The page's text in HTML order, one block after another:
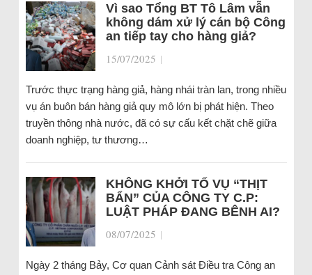
Vì sao Tổng BT Tô Lâm vẫn
không dám xử lý cán bộ Công
an tiếp tay cho hàng giả?
15/07/2025 |
Trước thực trạng hàng giả, hàng nhái tràn lan, trong nhiều
vụ án buôn bán hàng giả quy mô lớn bị phát hiện. Theo
truyền thông nhà nước, đã có sự cấu kết chặt chẽ giữa
doanh nghiệp, tư thương…
KHÔNG KHỞI TỐ VỤ “THỊT
BẨN” CỦA CÔNG TY C.P:
LUẬT PHÁP ĐANG BÊNH AI?
08/07/2025 |
Ngày 2 tháng Bảy, Cơ quan Cảnh sát Điều tra Công an